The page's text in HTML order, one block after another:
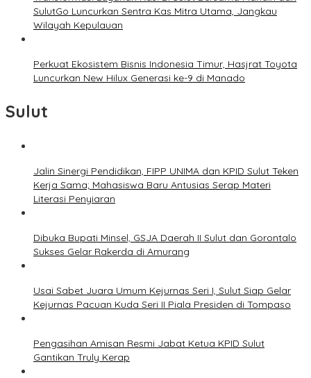
SulutGo Luncurkan Sentra Kas Mitra Utama, Jangkau
Wilayah Kepulauan
Perkuat Ekosistem Bisnis Indonesia Timur, Hasjrat Toyota
Luncurkan New Hilux Generasi ke-9 di Manado
Sulut
Jalin Sinergi Pendidikan, FIPP UNIMA dan KPID Sulut Teken
Kerja Sama; Mahasiswa Baru Antusias Serap Materi
Literasi Penyiaran
Dibuka Bupati Minsel, GSJA Daerah II Sulut dan Gorontalo
Sukses Gelar Rakerda di Amurang
Usai Sabet Juara Umum Kejurnas Seri I, Sulut Siap Gelar
Kejurnas Pacuan Kuda Seri II Piala Presiden di Tompaso
Pengasihan Amisan Resmi Jabat Ketua KPID Sulut
Gantikan Truly Kerap